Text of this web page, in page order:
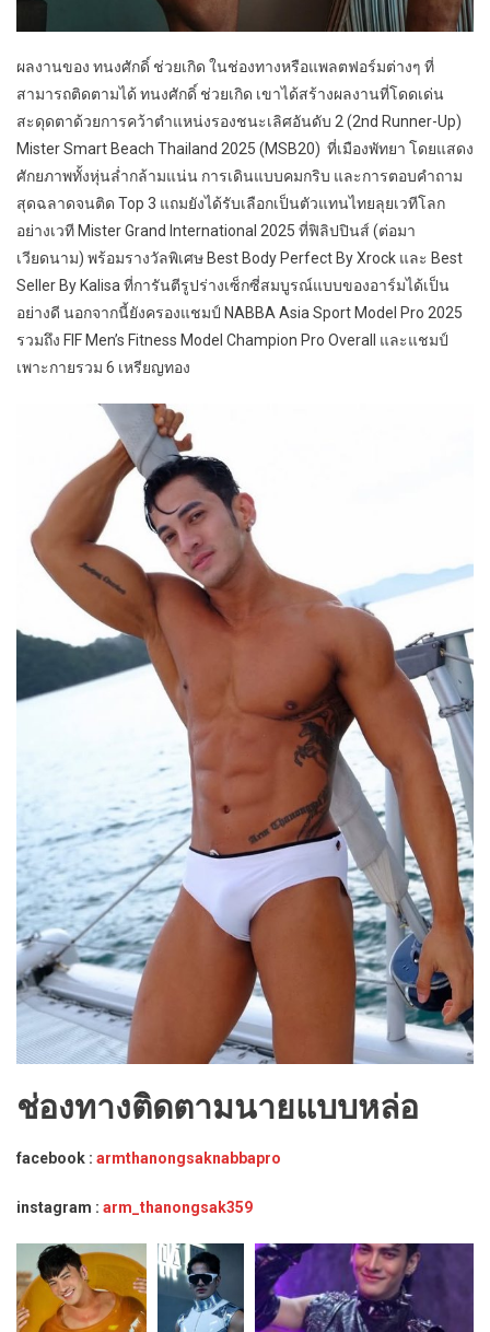
ผลงานของ ทนงศักดิ์ ช่วยเกิด ในช่องทางหรือแพลตฟอร์มต่างๆ ที่
สามารถติดตามได้ ทนงศักดิ์ ช่วยเกิด เขาได้สร้างผลงานที่โดดเด่น
สะดุดตาด้วยการคว้าตำแหน่งรองชนะเลิศอันดับ 2 (2nd Runner-Up)
Mister Smart Beach Thailand 2025 (MSB20) ที่เมืองพัทยา โดยแสดง
ศักยภาพทั้งหุ่นล่ำกล้ามแน่น การเดินแบบคมกริบ และการตอบคำถาม
สุดฉลาดจนติด Top 3 แถมยังได้รับเลือกเป็นตัวแทนไทยลุยเวทีโลก
อย่างเวที Mister Grand International 2025 ที่ฟิลิปปินส์ (ต่อมา
เวียดนาม) พร้อมรางวัลพิเศษ Best Body Perfect By Xrock และ Best
Seller By Kalisa ที่การันตีรูปร่างเซ็กซี่สมบูรณ์แบบของอาร์มได้เป็น
อย่างดี นอกจากนี้ยังครองแชมป์ NABBA Asia Sport Model Pro 2025
รวมถึง FIF Men’s Fitness Model Champion Pro Overall และแชมป์
เพาะกายรวม 6 เหรียญทอง
ช่องทางติดตามนายแบบหล่อ
facebook : armthanongsaknabbapro
instagram : arm_thanongsak359